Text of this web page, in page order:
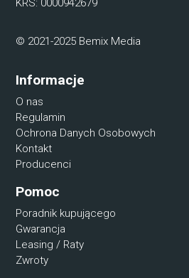
KRS: 0000942679
© 2021-2025 Bemix Media
Informacje
O nas
Regulamin
Ochrona Danych Osobowych
Kontakt
Producenci
Pomoc
Poradnik kupującego
Gwarancja
Leasing / Raty
Zwroty